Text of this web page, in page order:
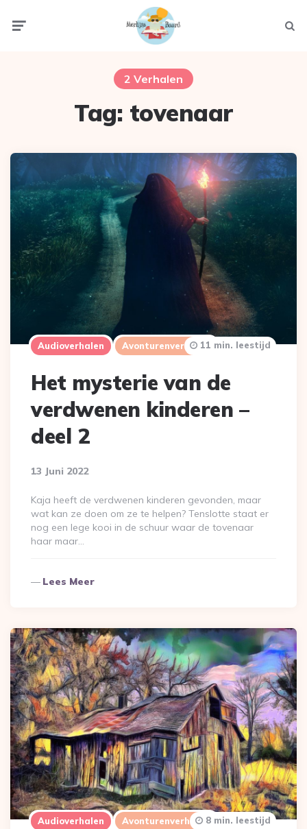
2 Verhalen
Tag: tovenaar
Audioverhalen Avonturenverhalen
Het mysterie van de
verdwenen kinderen –
deel 2
13 Juni 2022
11 min. leestijd
Kaja heeft de verdwenen kinderen gevonden, maar
wat kan ze doen om ze te helpen? Tenslotte staat er
nog een lege kooi in de schuur waar de tovenaar
haar maar…
Lees Meer
Audioverhalen Avonturenverhalen8 min. leestijd